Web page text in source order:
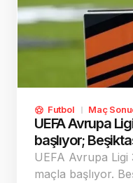
Futbol Maç
UEFA Avrupa
başlıyor;
UEFA Avrupa Ligi
maçla başlıyor.